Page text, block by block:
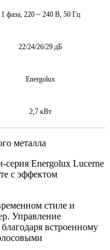
1 фаза, 220 ~ 240 В, 50 Гц
22/24/26/29 дБ
Energolux
2,7 кВт
металла
Energolux Lucerne
с эффектом
стиле и
Управление
встроенному